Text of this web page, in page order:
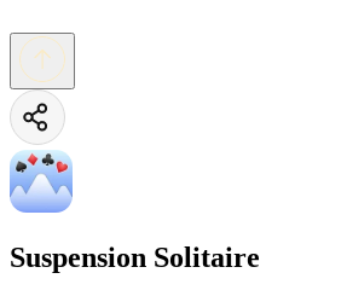
Suspension Solitaire